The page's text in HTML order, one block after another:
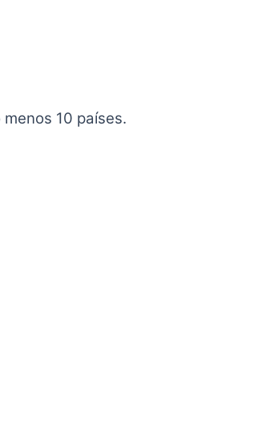
10 países.